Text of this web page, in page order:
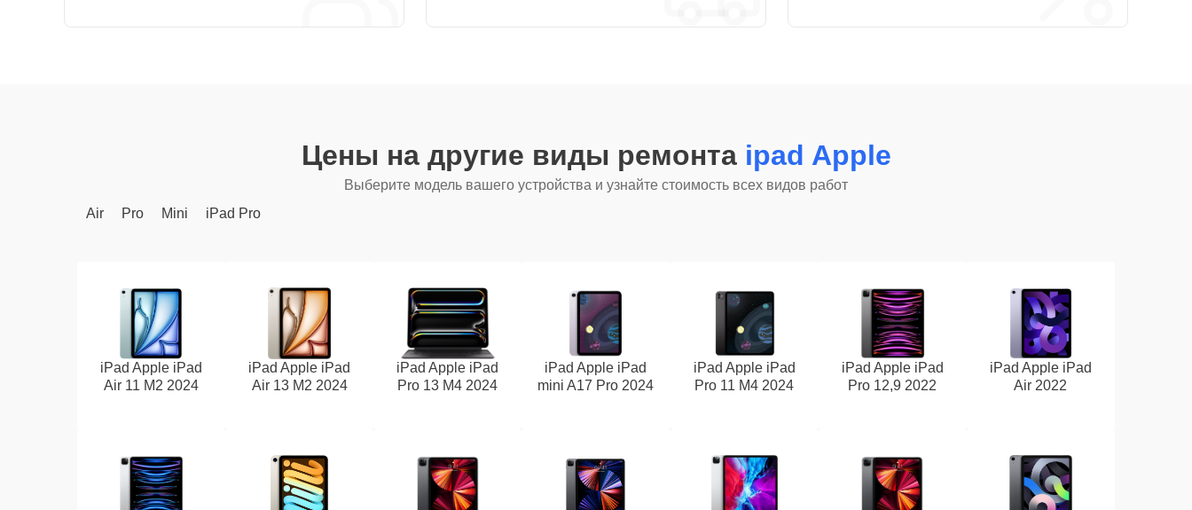
Цены на другие виды ремонта ipad Apple
Выберите модель вашего устройства и узнайте стоимость всех видов работ
Air
Pro Mini iPad Pro
iPad Apple iPad
Air 11 M2 2024
iPad Apple iPad
Air 13 M2 2024
iPad Apple iPad
Pro 13 M4 2024
iPad Apple iPad
mini A17 Pro 2024
iPad Apple iPad
Pro 11 M4 2024
iPad Apple iPad
Pro 12,9 2022
iPad Apple iPad
Air 2022